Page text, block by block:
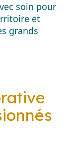
soin pour
et
grands